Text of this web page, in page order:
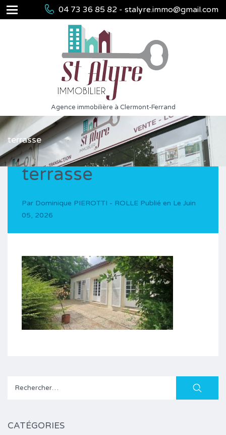
04 73 36 85 82 - stalyre.immo@gmail.com
Agence immobilière à Clermont-Ferrand
terrasse
terrasse
Par Dominique PIEROTTI - ROLLE Publié en Le Juin
05, 2026
Rechercher :
CATÉGORIES